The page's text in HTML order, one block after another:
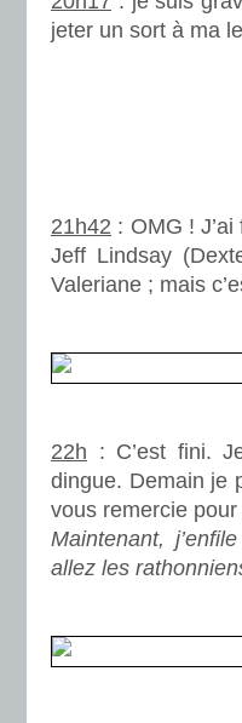
jeter un sort à ma
21h42 : OMG !
Jeff Lindsay
Valeriane ; mais
22h : C’est fini.
dingue. Demain je
vous remercie
Maintenant,
allez les